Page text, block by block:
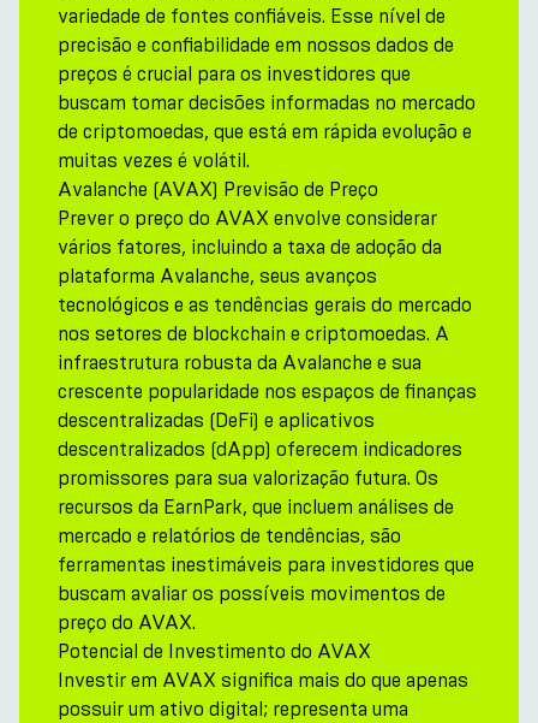
variedade de fontes confiáveis. Esse nível de
precisão e confiabilidade em nossos dados de
preços é crucial para os investidores que
buscam tomar decisões informadas no mercado
de criptomoedas, que está em rápida evolução e
muitas vezes é volátil.
Avalanche (AVAX) Previsão de Preço
Prever o preço do AVAX envolve considerar
vários fatores, incluindo a taxa de adoção da
plataforma Avalanche, seus avanços
tecnológicos e as tendências gerais do mercado
nos setores de blockchain e criptomoedas. A
infraestrutura robusta da Avalanche e sua
crescente popularidade nos espaços de finanças
descentralizadas (DeFi) e aplicativos
descentralizados (dApp) oferecem indicadores
promissores para sua valorização futura. Os
recursos da EarnPark, que incluem análises de
mercado e relatórios de tendências, são
ferramentas inestimáveis para investidores que
buscam avaliar os possíveis movimentos de
preço do AVAX.
Potencial de Investimento do AVAX
Investir em AVAX significa mais do que apenas
possuir um ativo digital; representa uma